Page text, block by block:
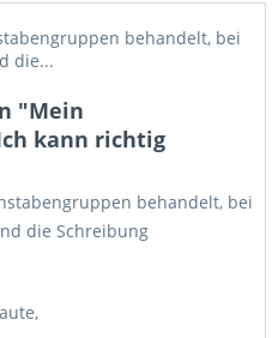
behandelt, bei
die...
"Mein
kann richtig
behandelt, bei
die Schreibung